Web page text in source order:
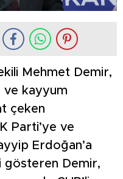
Mehmet Demir,
ve kayyum
çeken
Parti’ye ve
Erdoğan’a
gösteren Demir,